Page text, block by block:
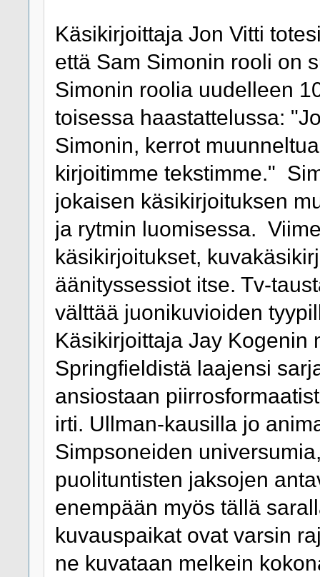
Käsikirjoittaja Jon Vitti
että Sam Simonin rooli on
Simonin roolia uudelleen
toisessa haastattelussa:
Simonin, kerrot
kirjoitimme tekstimme."
jokaisen käsikirjoituksen
ja rytmin luomisessa.
käsikirjoitukset,
äänityssessiot itse. Tv-
välttää juonikuvioiden
Käsikirjoittaja Jay Kogenin
Springfieldistä laajensi
ansiostaan
irti. Ullman-kausilla jo
Simpsoneiden
puolituntisten jaksojen
enempään myös tällä
kuvauspaikat ovat varsin
ne kuvataan melkein